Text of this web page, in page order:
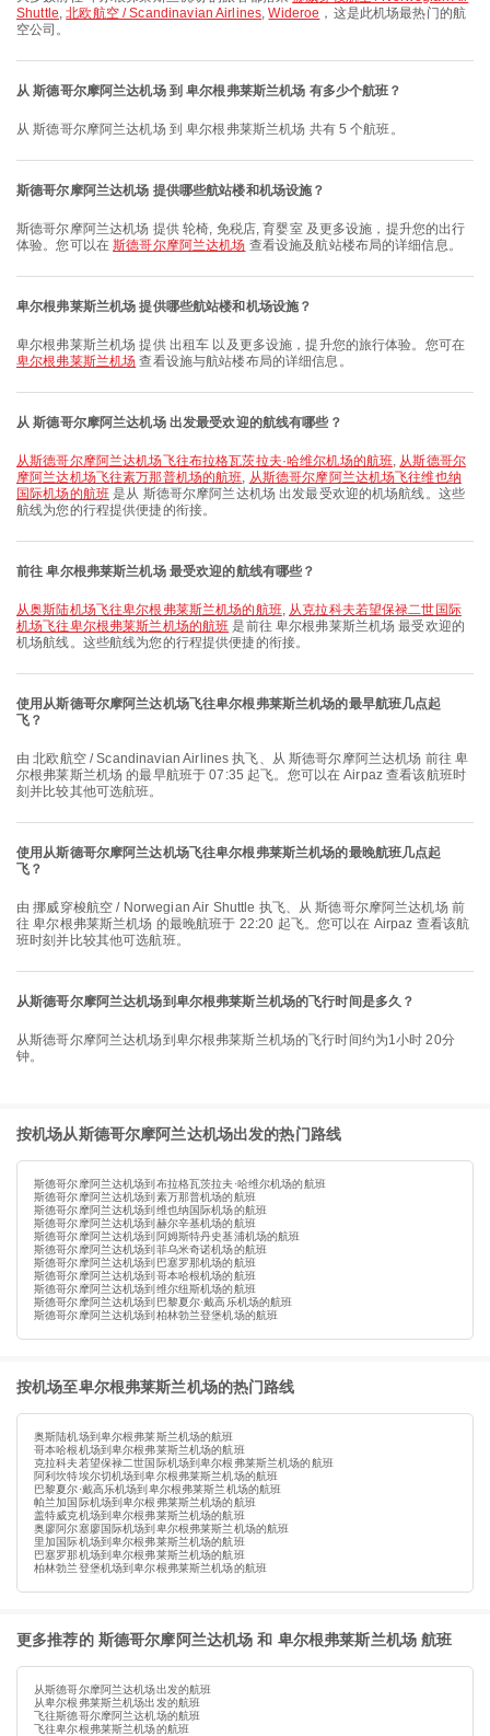
Shuttle,北欧航空 / Scandinavian Airlines,Wideroe ，这是此机场最热门的航
空公司。
从 斯德哥尔摩阿兰达机场 到 卑尔根弗莱斯兰机场 有多少个航班？
从 斯德哥尔摩阿兰达机场 到 卑尔根弗莱斯兰机场 共有 5 个航班。
斯德哥尔摩阿兰达机场 提供哪些航站楼和机场设施？
斯德哥尔摩阿兰达机场 提供 轮椅, 免税店, 育婴室 及更多设施，提升您的出行
体验。您可以在斯德哥尔摩阿兰达机场 查看设施及航站楼布局的详细信息。
卑尔根弗莱斯兰机场 提供哪些航站楼和机场设施？
卑尔根弗莱斯兰机场 提供 出租车 以及更多设施，提升您的旅行体验。您可在
卑尔根弗莱斯兰机场 查看设施与航站楼布局的详细信息。
从 斯德哥尔摩阿兰达机场 出发最受欢迎的航线有哪些？
从斯德哥尔摩阿兰达机场飞往布拉格瓦茨拉夫·哈维尔机场的航班, 从斯德哥尔
摩阿兰达机场飞往素万那普机场的航班, 从斯德哥尔摩阿兰达机场飞往维也纳
国际机场的航班是从 斯德哥尔摩阿兰达机场 出发最受欢迎的机场航线。这些
航线为您的行程提供便捷的衔接。
前往 卑尔根弗莱斯兰机场 最受欢迎的航线有哪些？
从奥斯陆机场飞往卑尔根弗莱斯兰机场的航班, 从克拉科夫若望保禄二世国际
机场飞往卑尔根弗莱斯兰机场的航班 是前往 卑尔根弗莱斯兰机场 最受欢迎的
机场航线。这些航线为您的行程提供便捷的衔接。
使用从斯德哥尔摩阿兰达机场飞往卑尔根弗莱斯兰机场的最早航班几点起
飞？
由 北欧航空 / Scandinavian Airlines 执飞、从 斯德哥尔摩阿兰达机场 前往 卑
尔根弗莱斯兰机场 的最早航班于 07:35 起飞。您可以在 Airpaz 查看该航班时
刻并比较其他可选航班。
使用从斯德哥尔摩阿兰达机场飞往卑尔根弗莱斯兰机场的最晚航班几点起
飞？
由 挪威穿梭航空 / Norwegian Air Shuttle 执飞、从 斯德哥尔摩阿兰达机场 前
往 卑尔根弗莱斯兰机场 的最晚航班于 22:20 起飞。您可以在 Airpaz 查看该航
班时刻并比较其他可选航班。
从斯德哥尔摩阿兰达机场到卑尔根弗莱斯兰机场的飞行时间是多久？
从斯德哥尔摩阿兰达机场到卑尔根弗莱斯兰机场的飞行时间约为1小时 20分
钟。
按机场从斯德哥尔摩阿兰达机场出发的热门路线
斯德哥尔摩阿兰达机场到布拉格瓦茨拉夫·哈维尔机场的航班
斯德哥尔摩阿兰达机场到素万那普机场的航班
斯德哥尔摩阿兰达机场到维也纳国际机场的航班
斯德哥尔摩阿兰达机场到赫尔辛基机场的航班
斯德哥尔摩阿兰达机场到阿姆斯特丹史基浦机场的航班
斯德哥尔摩阿兰达机场到菲乌米奇诺机场的航班
斯德哥尔摩阿兰达机场到巴塞罗那机场的航班
斯德哥尔摩阿兰达机场到哥本哈根机场的航班
斯德哥尔摩阿兰达机场到维尔纽斯机场的航班
斯德哥尔摩阿兰达机场到巴黎夏尔·戴高乐机场的航班
斯德哥尔摩阿兰达机场到柏林勃兰登堡机场的航班
按机场至卑尔根弗莱斯兰机场的热门路线
奥斯陆机场到卑尔根弗莱斯兰机场的航班
哥本哈根机场到卑尔根弗莱斯兰机场的航班
克拉科夫若望保禄二世国际机场到卑尔根弗莱斯兰机场的航班
阿利坎特埃尔切机场到卑尔根弗莱斯兰机场的航班
巴黎夏尔·戴高乐机场到卑尔根弗莱斯兰机场的航班
帕兰加国际机场到卑尔根弗莱斯兰机场的航班
盖特威克机场到卑尔根弗莱斯兰机场的航班
奥廖阿尔塞廖国际机场到卑尔根弗莱斯兰机场的航班
里加国际机场到卑尔根弗莱斯兰机场的航班
巴塞罗那机场到卑尔根弗莱斯兰机场的航班
柏林勃兰登堡机场到卑尔根弗莱斯兰机场的航班
更多推荐的 斯德哥尔摩阿兰达机场 和 卑尔根弗莱斯兰机场 航班
从斯德哥尔摩阿兰达机场出发的航班
从卑尔根弗莱斯兰机场出发的航班
飞往斯德哥尔摩阿兰达机场的航班
飞往卑尔根弗莱斯兰机场的航班